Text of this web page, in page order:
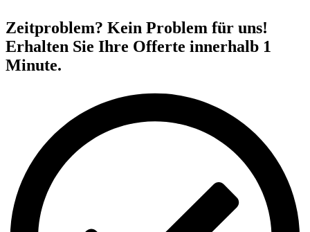
Zeitproblem? Kein Problem für uns!
Erhalten Sie Ihre Offerte innerhalb 1
Minute.